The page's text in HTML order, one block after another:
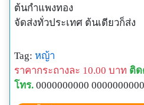
ต้นกำแพงทอง
จัดส่งทั่วประเทศ ต้นเดียวก็ส่ง
Tag: หญ้า
ราคากระถางละ 10.00 บาท ติ
โทร. 0000000000 0000000000